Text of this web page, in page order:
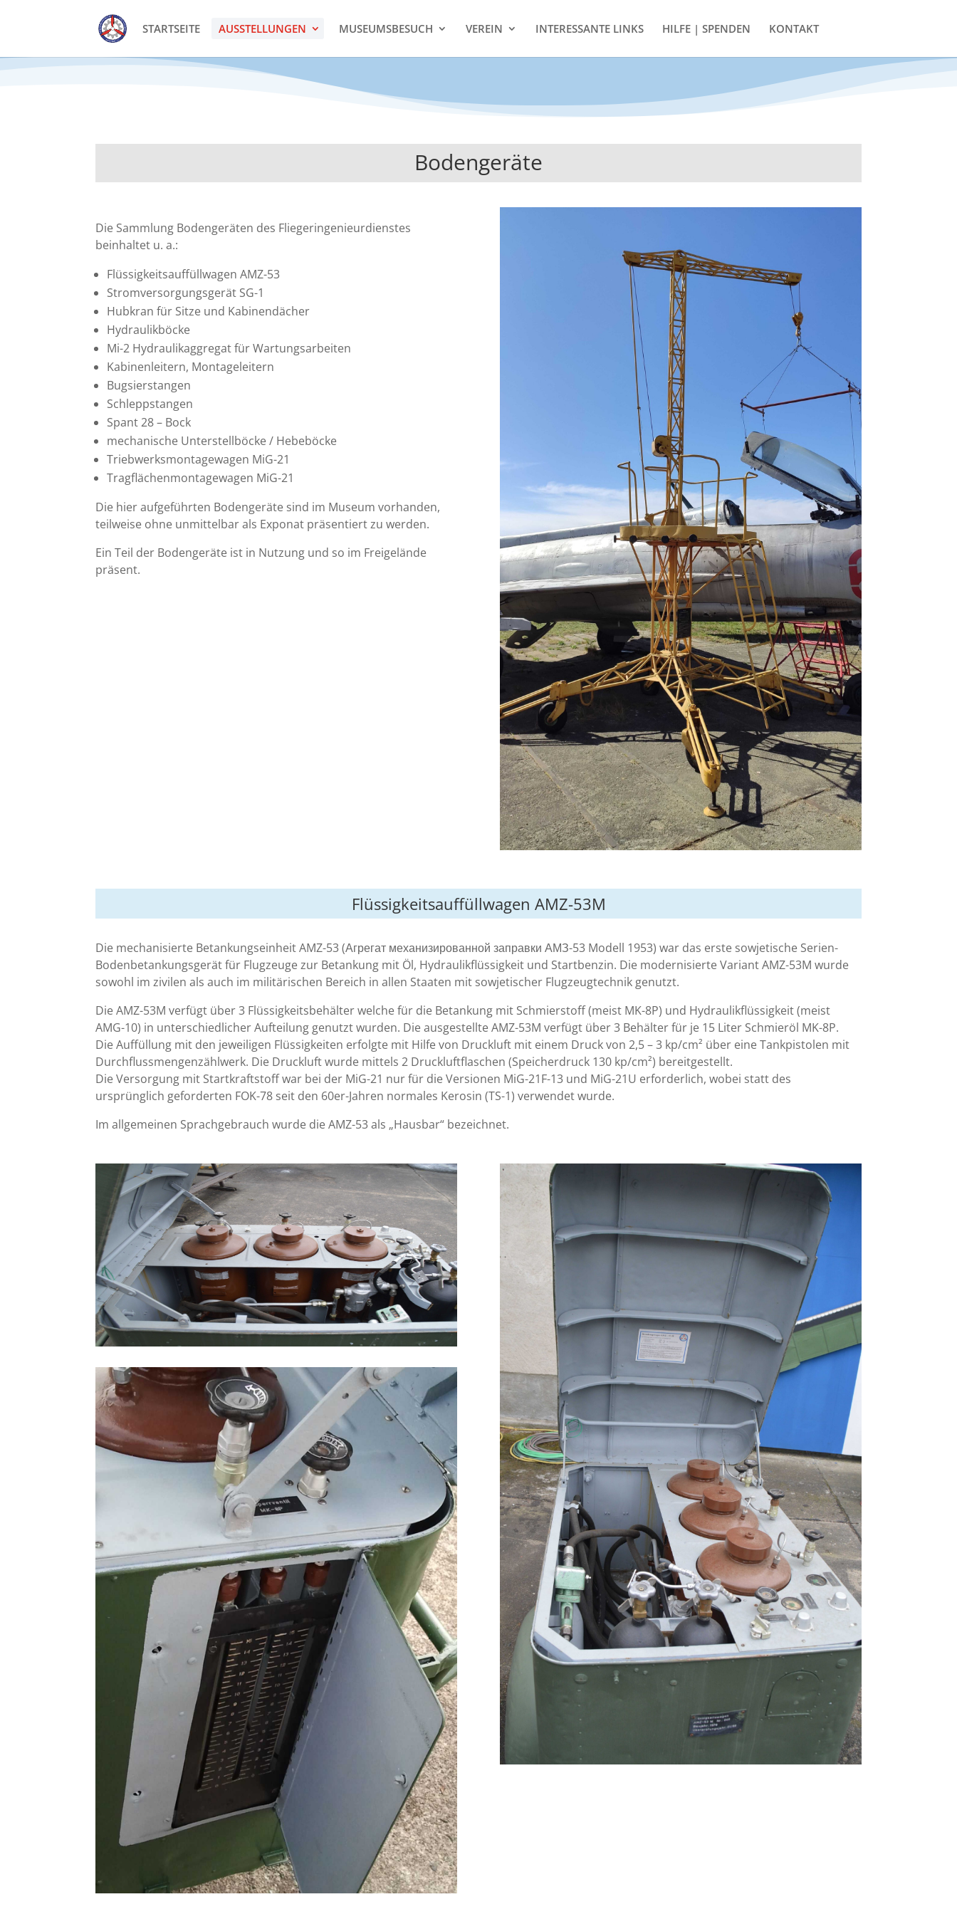
STARTSEITE AUSSTELLUNGEN MUSEUMSBESUCH VEREIN INTERESSANTE LINKS HILFE | SPENDEN KONTAKT
Bodengeräte
Die Sammlung Bodengeräten des Fliegeringenieurdienstes
beinhaltet u. a.:
Flüssigkeitsauffüllwagen AMZ-53
Stromversorgungsgerät SG-1
Hubkran für Sitze und Kabinendächer
Hydraulikböcke
Mi-2 Hydraulikaggregat für Wartungsarbeiten
Kabinenleitern, Montageleitern
Bugsierstangen
Schleppstangen
Spant 28 – Bock
mechanische Unterstellböcke / Hebeböcke
Triebwerksmontagewagen MiG-21
Tragflächenmontagewagen MiG-21
Die hier aufgeführten Bodengeräte sind im Museum vorhanden,
teilweise ohne unmittelbar als Exponat präsentiert zu werden.
Ein Teil der Bodengeräte ist in Nutzung und so im Freigelände
präsent.
Flüssigkeitsauffüllwagen AMZ-53M
Die mechanisierte Betankungseinheit AMZ-53 (Агрегат механизированной заправки АМЗ-53 Modell 1953) war das erste sowjetische Serien-
Bodenbetankungsgerät für Flugzeuge zur Betankung mit Öl, Hydraulikflüssigkeit und Startbenzin. Die modernisierte Variant AMZ-53M wurde
sowohl im zivilen als auch im militärischen Bereich in allen Staaten mit sowjetischer Flugzeugtechnik genutzt.
Die AMZ-53M verfügt über 3 Flüssigkeitsbehälter welche für die Betankung mit Schmierstoff (meist MK-8P) und Hydraulikflüssigkeit (meist
AMG-10) in unterschiedlicher Aufteilung genutzt wurden. Die ausgestellte AMZ-53M verfügt über 3 Behälter für je 15 Liter Schmieröl MK-8P.
Die Auffüllung mit den jeweiligen Flüssigkeiten erfolgte mit Hilfe von Druckluft mit einem Druck von 2,5 – 3 kp/cm² über eine Tankpistolen mit
Durchflussmengenzählwerk. Die Druckluft wurde mittels 2 Druckluftflaschen (Speicherdruck 130 kp/cm²) bereitgestellt.
Die Versorgung mit Startkraftstoff war bei der MiG-21 nur für die Versionen MiG-21F-13 und MiG-21U erforderlich, wobei statt des
ursprünglich geforderten FOK-78 seit den 60er-Jahren normales Kerosin (TS-1) verwendet wurde.
Im allgemeinen Sprachgebrauch wurde die AMZ-53 als „Hausbar“ bezeichnet.